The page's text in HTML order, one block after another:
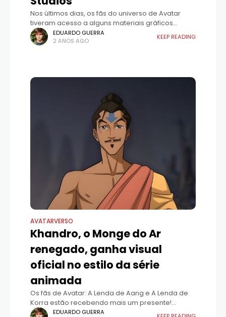
Nos últimos dias, os fãs do universo de Avatar
tiveram acesso a alguns materiais gráficos
internos da Paramount de setembro de 2024,
criados possivelmente para o The Las Vegas
EDUARDO GUERRA
2 ANOS AGO
KEEP READING
AVATARVERSO
Khandro, o Monge do Ar
renegado, ganha visual
oficial no estilo da série
animada
Os fãs de Avatar: A Lenda de Aang e A Lenda de
Korra estão recebendo mais um presente!
Khandro, um dos personagens mais intrigantes
EDUARDO GUERRA